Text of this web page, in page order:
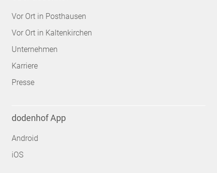
Vor Ort in Posthausen
Vor Ort in Kaltenkirchen
Unternehmen
Karriere
Presse
dodenhof App
Android
iOS